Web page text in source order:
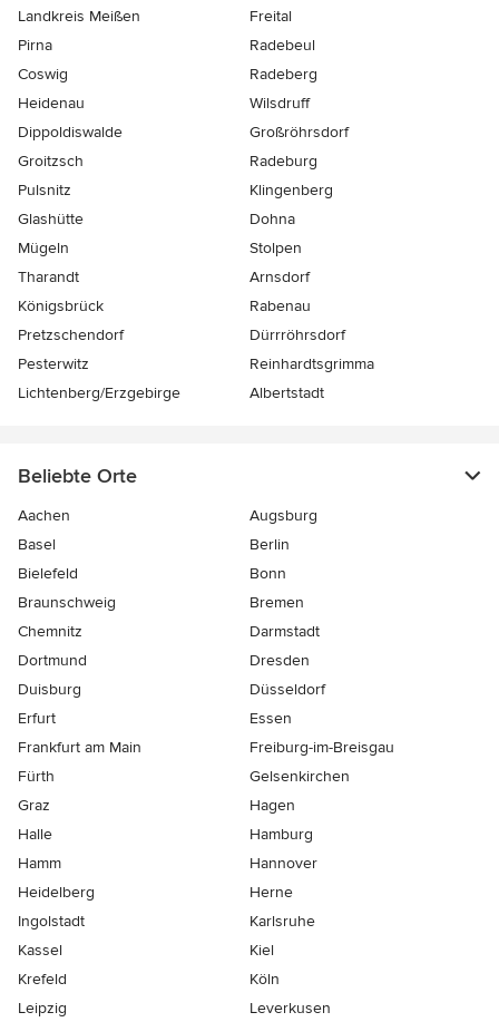
Landkreis Meißen
Freital
Pirna
Radebeul
Coswig
Radeberg
Heidenau
Wilsdruff
Dippoldiswalde
Großröhrsdorf
Groitzsch
Radeburg
Pulsnitz
Klingenberg
Glashütte
Dohna
Mügeln
Stolpen
Tharandt
Arnsdorf
Königsbrück
Rabenau
Pretzschendorf
Dürrröhrsdorf
Pesterwitz
Reinhardtsgrimma
Lichtenberg/Erzgebirge
Albertstadt
Beliebte Orte
Aachen
Augsburg
Basel
Berlin
Bielefeld
Bonn
Braunschweig
Bremen
Chemnitz
Darmstadt
Dortmund
Dresden
Duisburg
Düsseldorf
Erfurt
Essen
Frankfurt am Main
Freiburg-im-Breisgau
Fürth
Gelsenkirchen
Graz
Hagen
Halle
Hamburg
Hamm
Hannover
Heidelberg
Herne
Ingolstadt
Karlsruhe
Kassel
Kiel
Krefeld
Köln
Leipzig
Leverkusen